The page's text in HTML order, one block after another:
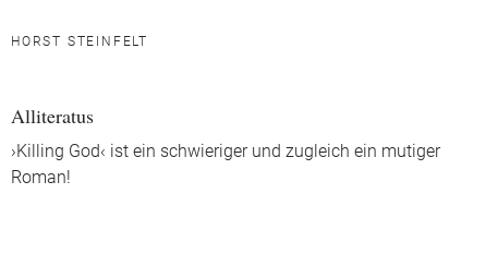
HORST STEINFELT
Alliteratus
›Killing God‹ ist ein schwieriger und zugleich ein mutiger
Roman!